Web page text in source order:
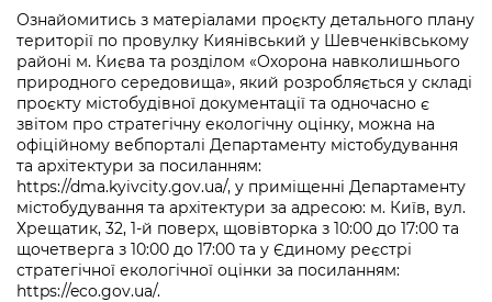
Ознайомитись з матеріалами проєкту детального плану
території по провулку Киянівський у Шевченківському
районі м. Києва та розділом «Охорона навколишнього
природного середовища», який розробляється у складі
проєкту містобудівної документації та одночасно є
звітом про стратегічну екологічну оцінку, можна на
офіційному вебпорталі Департаменту містобудування
та архітектури за посиланням:
https://dma.kyivcity.gov.ua/, у приміщенні Департаменту
містобудування та архітектури за адресою: м. Київ, вул.
Хрещатик, 32, 1-й поверх, щовівторка з 10:00 до 17:00 та
щочетверга з 10:00 до 17:00 та у Єдиному реєстрі
стратегічної екологічної оцінки за посиланням:
https://eco.gov.ua/.